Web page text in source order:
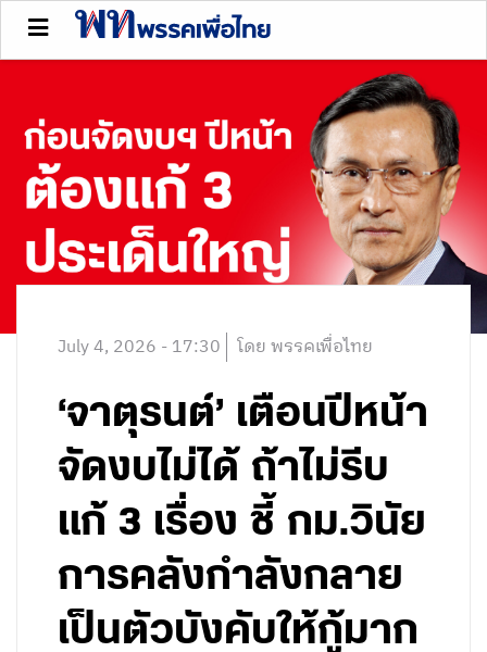
July 4, 2026 - 17:30 โดย พรรคเพื่อไทย
‘จาตุรนต์’ เตือนปีหน้า
จัดงบไม่ได้ ถ้าไม่รีบ
แก้ 3 เรื่อง ชี้ กม.วินัย
การคลังกำลังกลาย
เป็นตัวบังคับให้กู้มาก